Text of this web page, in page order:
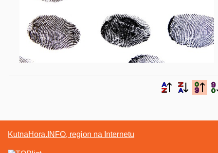
KutnaHora.INFO, region na Internetu